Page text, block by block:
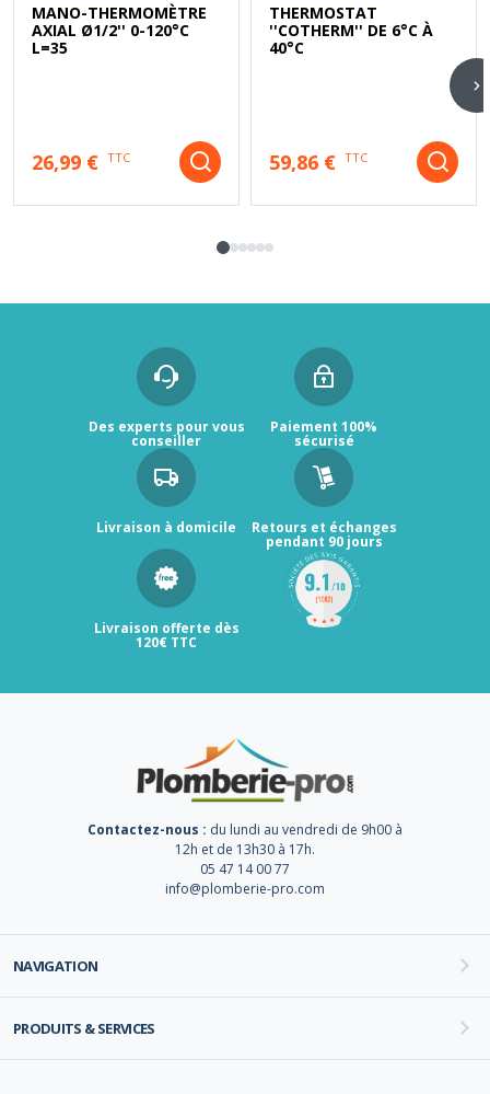
MANO-THERMOMÈTRE
AXIAL Ø1/2'' 0-120°C
L=35
26,99 € TTC
THERMOSTAT
''COTHERM'' DE 6°C À
40°C
59,86 € TTC
Des experts pour vous
conseiller
Paiement 100%
sécurisé
Livraison à domicile Retours et échanges
pendant 90 jours
Livraison offerte dès
120€ TTC
Contactez-nous : du lundi au vendredi de 9h00 à
12h et de 13h30 à 17h.
05 47 14 00 77
info@plomberie-pro.com
NAVIGATION
PRODUITS & SERVICES